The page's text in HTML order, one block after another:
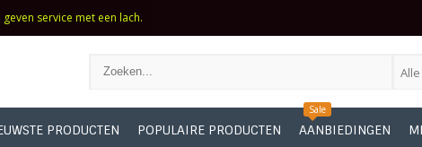
service met een lach.
PRODUCTEN POPULAIRE PRODUCTEN
Sale
AANBIEDINGEN